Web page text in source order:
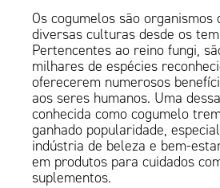
Os cogumelos são organismos
diversas culturas desde os
Pertencentes ao reino fungi,
milhares de espécies
oferecerem numerosos
aos seres humanos. Uma
conhecida como cogumelo
ganhado popularidade,
indústria de beleza e bem-
em produtos para cuidados
suplementos.